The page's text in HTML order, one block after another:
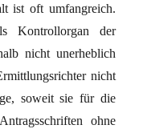
ist oft umfangreich.
Kontrollorgan der
nicht unerheblich
nicht
soweit sie für die
ohne